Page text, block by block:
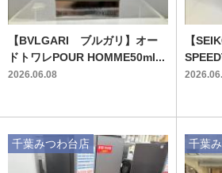
【BVLGARI ブルガリ】オー
ドトワレPOUR HOMME50ml...
2026.06.08
【
千葉みつわ台店 千葉